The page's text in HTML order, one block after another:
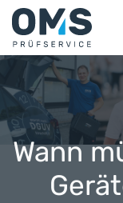
Zum
Inhalt
springen
Wann